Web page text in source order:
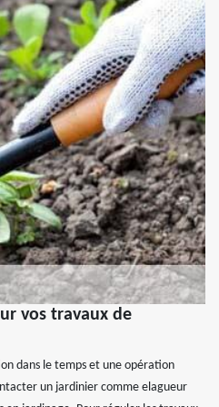
vos travaux de
dans le temps et une opération
un jardinier comme elagueur